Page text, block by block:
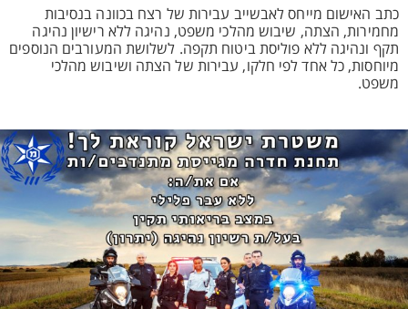
כתב האישום מייחס לאבשייב עבירות של רצח בכוונה בנסיבות
מחמירות, הצתה, שיבוש מהלכי משפט, נהיגה ללא רישיון נהיגה
תקף ונהיגה ללא פוליסת ביטוח תקפה. לשלושת המעורבים הנוספים
מיוחסות, כל אחד לפי חלקו, עבירות של הצתה ושיבוש מהלכי
משפט.